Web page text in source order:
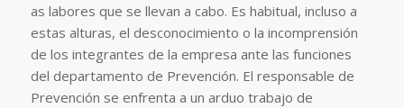
as labores que se llevan a cabo. Es habitual, incluso a
estas alturas, el desconocimiento o la incomprensión
de los integrantes de la empresa ante las funciones
del departamento de Prevención. El responsable de
Prevención se enfrenta a un arduo trabajo de